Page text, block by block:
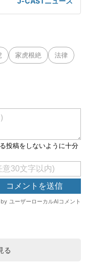
家虎根絶 法律
る